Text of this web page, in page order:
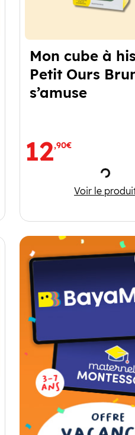
Mon cube à
Petit Ours
s’amuse
12,90€
Voir leMon